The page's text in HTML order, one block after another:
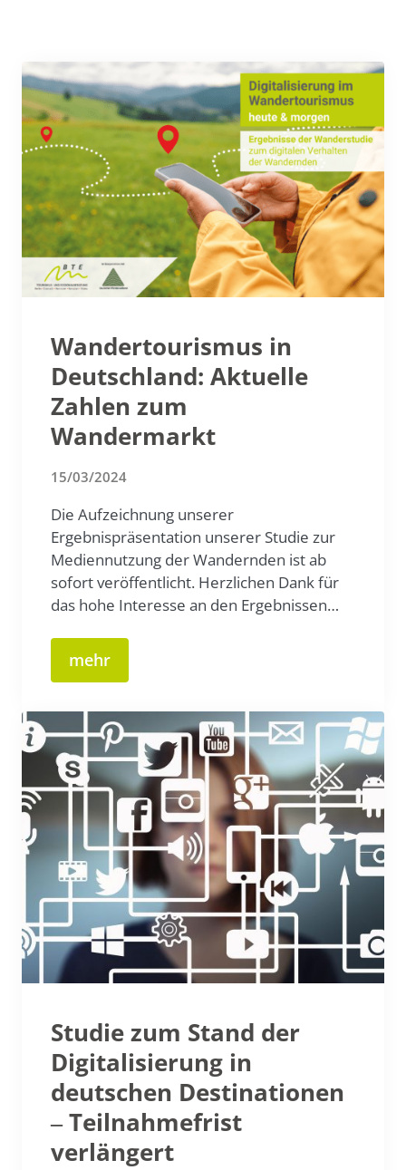
Wandertourismus in
Deutschland: Aktuelle
Zahlen zum
Wandermarkt
15/03/2024
Die Aufzeichnung unserer
Ergebnispräsentation unserer Studie zur
Mediennutzung der Wandernden ist ab
sofort veröffentlicht. Herzlichen Dank für
das hohe Interesse an den Ergebnissen…
mehr
Studie zum Stand der
Digitalisierung in
deutschen Destinationen
‒ Teilnahmefrist
verlängert